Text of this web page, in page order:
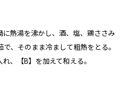
に熱湯を沸かし、酒、塩、鶏ささみ
、そのまま冷まして粗熱をとる。
、【B】を加えて和える。